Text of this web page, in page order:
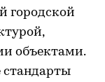
городской
объектами.
стандарты